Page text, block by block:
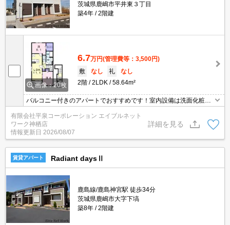
茨城県鹿嶋市平井東３丁目
築4年
2階建
画像：20枚
6.7万円(管理費等：3,500円)
敷
なし 礼
なし
2階
2LDK 58.64m²
バルコニー付きのアパートでおすすめです！室内設備は洗面化粧
台・浴室乾燥機など大変充実！収納はシューズボックス・クロゼッ
トなど豊富なので、衣類や履き物の整理がしやすく便利です！玄関
先まで覗き穴を覗きに行かなくてもインターホン越しに誰が来たの
かを確認できます！賃料が月6.7万円の物件です(*´ω`*)
有限会社平泉コーポレーション エイブルネット
ワーク神栖店
情報更新日 2026/08/07
詳細を見る
賃貸アパート Radiant daysⅡ
鹿島線/鹿島神宮駅 徒歩34分
茨城県鹿嶋市大字下塙
築8年
2階建